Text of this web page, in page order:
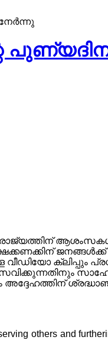
രാജ്യത്തിന്
ജനങ്ങള്‍ക്ക്
ക്ലിപ്പും
others and